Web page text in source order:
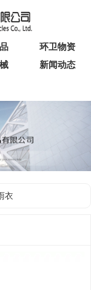
环卫物资
新闻动态
衣